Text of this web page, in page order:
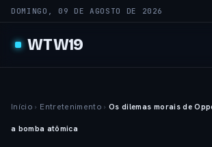
DOMINGO, 09 DE AGOSTO DE 2026
WTW19
Início › Entretenimento › Os dilemas morais de
a bomba atômica